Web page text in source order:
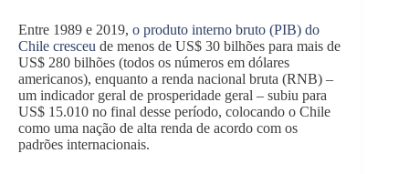
Entre 1989 e 2019, o produto interno bruto (PIB) do
Chile cresceu de menos de US$ 30 bilhões para mais de
US$ 280 bilhões (todos os números em dólares
americanos), enquanto a renda nacional bruta (RNB) –
um indicador geral de prosperidade geral – subiu para
US$ 15.010 no final desse período, colocando o Chile
como uma nação de alta renda de acordo com os
padrões internacionais.